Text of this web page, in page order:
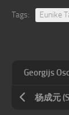
Tags: Eunike
Georgijs
杨成元